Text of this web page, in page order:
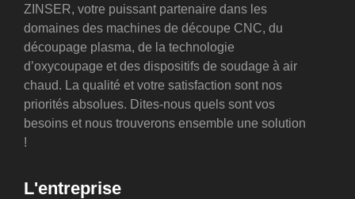
ZINSER, votre puissant partenaire dans les
domaines des machines de découpe CNC, du
découpage plasma, de la technologie
d’oxycoupage et des dispositifs de soudage à air
chaud. La qualité et votre satisfaction sont nos
priorités absolues. Dites-nous quels sont vos
besoins et nous trouverons ensemble une solution
!
L'entreprise